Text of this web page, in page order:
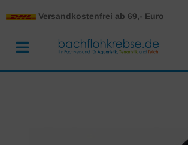
Versandkostenfrei ab 69,- Euro